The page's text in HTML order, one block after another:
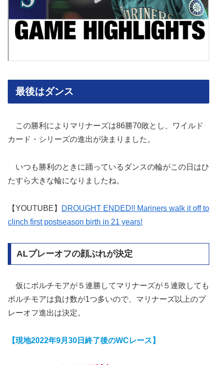
最後はダンス
この勝利によりマリナーズは86勝70敗とし、ワイルド
カード・シリーズの進出が決まりました。
いつも勝利のときに踊っているダンスの輪がこの日はひ
たすら大きな輪になりましたね。
【YOUTUBE】
DROUGHT ENDED!! Mariners walk it off to
clinch first postseason birth in 21 years!
ALプレーオフの顔ぶれが決定
仮にボルチモアが５連勝してマリナーズが５連敗しても
ボルチモアは負け数が1つ多いので、マリナーズ以上のプ
レーオフ進出は決定。
【現地2022年9月30日終了後のWCレース】